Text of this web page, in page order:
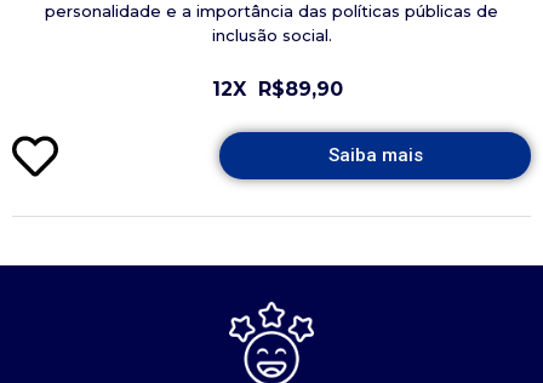
personalidade e a importância das políticas públicas de
inclusão social.
12X R$89,90
Saiba mais